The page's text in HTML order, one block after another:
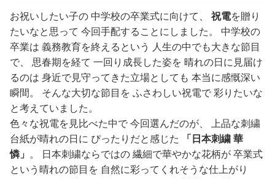
お祝いしたい子の 中学校の卒業式に向けて、 祝電を贈り
たいなと思って 今回手配することにしました。 中学校の
卒業は 義務教育を終えるという 人生の中でも大きな節目
で、 思春期を経て 一回り成長した姿を 晴れの日に見届け
るのは 身近で見守ってきた立場としても 本当に感慨深い
瞬間。 そんな大切な節目を ふさわしい祝電で 彩りたいな
と考えていました。
色々な祝電を見比べた中で 今回選んだのが、 上品な刺繍
台紙が晴れの日に ぴったりだと感じた
「日本刺繍 華
憐」
。 日本刺繍ならではの 繊細で華やかな花柄が 卒業式
という晴れの節目を 自然に彩ってくれそうな仕上がり